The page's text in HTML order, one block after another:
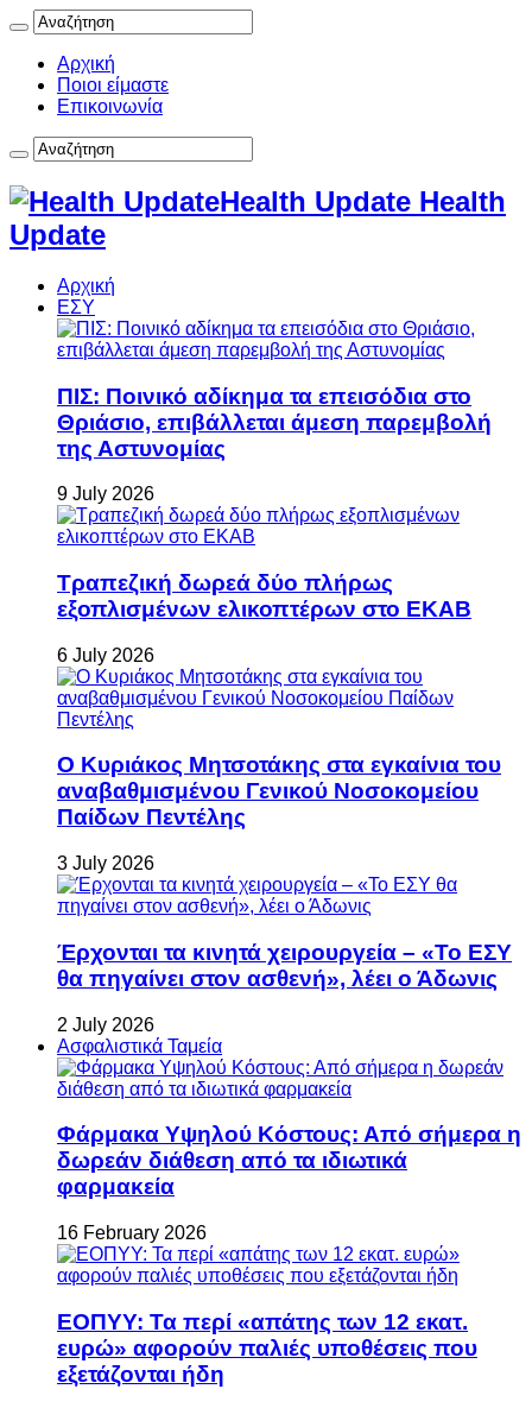
Αρχική
Ποιοι είμαστε
Επικοινωνία
Health Update Health
Update
Αρχική
ΕΣΥ
ΠΙΣ: Ποινικό αδίκημα τα επεισόδια στο
Θριάσιο, επιβάλλεται άμεση παρεμβολή
της Αστυνομίας
9 July 2026
Τραπεζική δωρεά δύο πλήρως
εξοπλισμένων ελικοπτέρων στο ΕΚΑΒ
6 July 2026
Ο Κυριάκος Μητσοτάκης στα εγκαίνια του
αναβαθμισμένου Γενικού Νοσοκομείου
Παίδων Πεντέλης
3 July 2026
Έρχονται τα κινητά χειρουργεία – «Το ΕΣΥ
θα πηγαίνει στον ασθενή», λέει ο Άδωνις
2 July 2026
Ασφαλιστικά Ταμεία
Φάρμακα Υψηλού Κόστους: Από σήμερα η
δωρεάν διάθεση από τα ιδιωτικά
φαρμακεία
16 February 2026
ΕΟΠΥΥ: Τα περί «απάτης των 12 εκατ.
ευρώ» αφορούν παλιές υποθέσεις που
εξετάζονται ήδη